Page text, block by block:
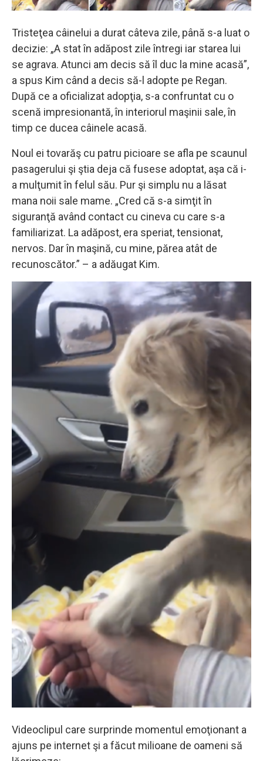
Tristeţea câinelui a durat câteva zile, până s-a luat o
decizie: „A stat în adăpost zile întregi iar starea lui
se agrava. Atunci am decis să îl duc la mine acasă”,
a spus Kim când a decis să-l adopte pe Regan.
După ce a oficializat adopţia, s-a confruntat cu o
scenă impresionantă, în interiorul maşinii sale, în
timp ce ducea câinele acasă.
Noul ei tovarăş cu patru picioare se afla pe scaunul
pasagerului şi ştia deja că fusese adoptat, aşa că i-
a mulţumit în felul său. Pur şi simplu nu a lăsat
mana noii sale mame. „Cred că s-a simţit în
siguranţă având contact cu cineva cu care s-a
familiarizat. La adăpost, era speriat, tensionat,
nervos. Dar în maşină, cu mine, părea atât de
recunoscător.” – a adăugat Kim.
Videoclipul care surprinde momentul emoţionant a
ajuns pe internet şi a făcut milioane de oameni să